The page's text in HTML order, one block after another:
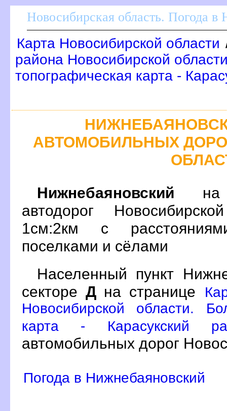
Новосибирская область. Погода в
Карта Новосибирской области
района Новосибирской
топографическая карта -
АВТОМОБИЛЬНЫХ
Нижнебаяновский на
автодорог
1см:2км с
поселками и сёлами
Населенный пункт
секторе Дна странице
Новосибирской области.
карта - Карасукский
автомобильных дорог
Погода в Нижнебаяновский